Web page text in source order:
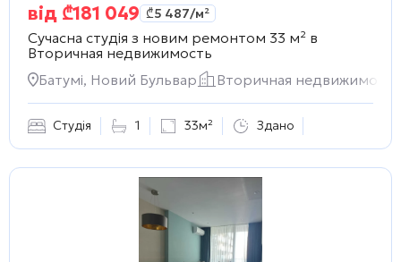
від ₾181 049 ₾5 487/м²
Сучасна студія з новим ремонтом 33 м² в
Вторичная недвижимость
Батумі, Новий Бульвар
Вторичная недвижимость
Студія 1 33м² Здано